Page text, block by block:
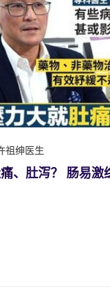
祖绅医生
、肚泻？ 肠易激